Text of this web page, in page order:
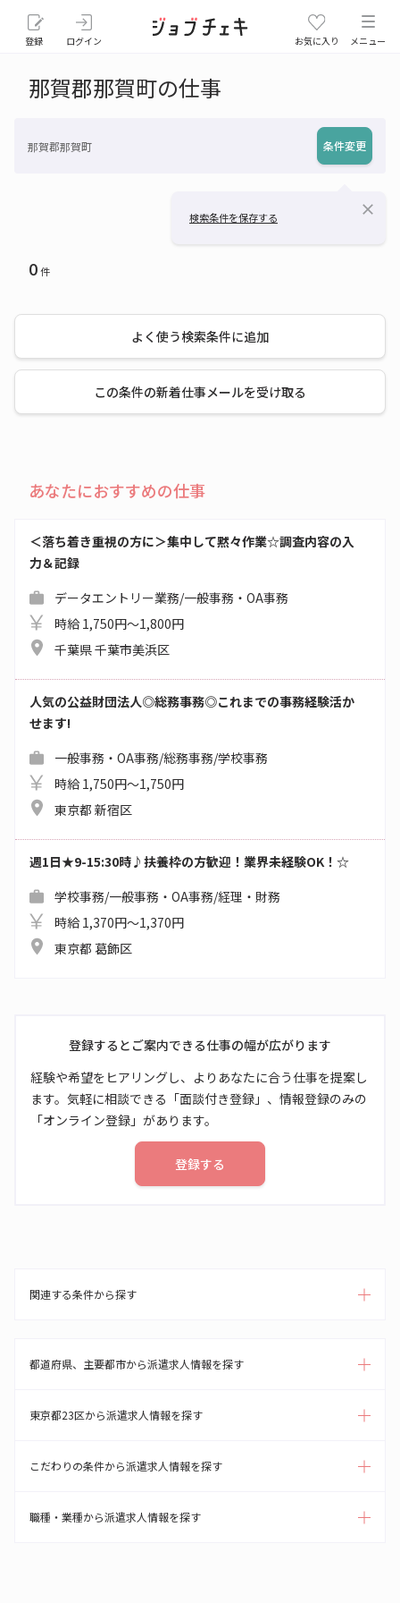
登録 ログイン お気に入り メニュー
那賀郡那賀町の仕事
那賀郡那賀町 条件変更
検索条件を保存する close
0件
よく使う検索条件に追加
この条件の新着仕事メールを受け取る
あなたにおすすめの仕事
＜落ち着き重視の方に＞集中して黙々作業☆調査内容の入
力＆記録
データエントリー業務/一般事務・OA事務
時給 1,750円～1,800円
千葉県 千葉市美浜区
人気の公益財団法人◎総務事務◎これまでの事務経験活か
せます!
一般事務・OA事務/総務事務/学校事務
時給 1,750円～1,750円
東京都 新宿区
週1日★9-15:30時♪扶養枠の方歓迎！業界未経験OK！☆
学校事務/一般事務・OA事務/経理・財務
時給 1,370円～1,370円
東京都 葛飾区
登録するとご案内できる仕事の幅が広がります
経験や希望をヒアリングし、よりあなたに合う仕事を提案し
ます。気軽に相談できる「面談付き登録」、情報登録のみの
「オンライン登録」があります。
登録する
関連する条件から探す
都道府県、主要都市から派遣求人情報を探す
東京都23区から派遣求人情報を探す
こだわりの条件から派遣求人情報を探す
職種・業種から派遣求人情報を探す